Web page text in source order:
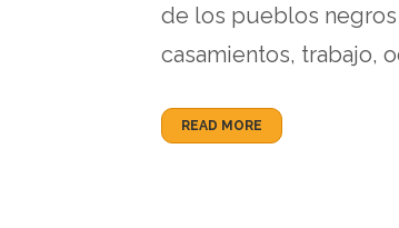
de los pueblos negros
casamientos, trabajo,
READ MORE